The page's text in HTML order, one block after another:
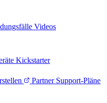
Videos
Kickstarter
Partner Support-Pläne